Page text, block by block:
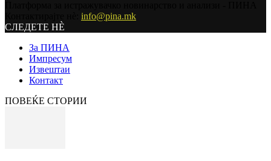
info@pina.mk
СЛЕДЕТЕ НЀ
За ПИНА
Импресум
Извештаи
Контакт
ПОВЕЌЕ СТОРИИ